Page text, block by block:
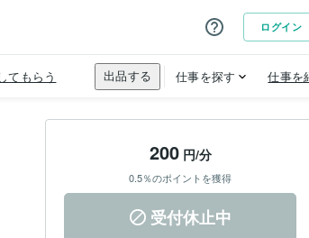
200円/分
0.5％のポイントを獲得
受付休止中